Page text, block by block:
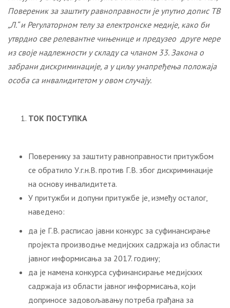
Повереник за заштиту равноправности је упутио допис ТВ
„Л.“ и Регулаторном телу за електронске медије, како би
утврдио све релевантне чињенице и предузео друге мере
из своје надлежности у складу са чланом 33. Закона о
забрани дискриминације, а у циљу унапређења положаја
особа са инвалидитетом у овом случају.
ТОК ПОСТУПКА
Поверенику за заштиту равноправности притужбом
се обратило У.г.н.В. против Г.В. због дискриминације
на основу инвалидитета.
У притужби и допуни притужбе је, између осталог,
наведено:
да je Г.В. расписао јавни конкурс за суфинансирање
пројекта производње медијских садржаја из области
јавног информисања за 2017. годину;
да је намена конкурса суфинансирање медијских
садржаја из области јавног информисања, који
доприносе задовољавању потреба грађана за